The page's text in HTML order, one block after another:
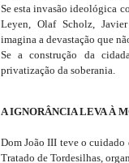
Se esta invasão ideológica
Leyen, Olaf Scholz,
imagina a devastação que
Se a construção da
privatização da soberania.
A IGNORÂNCIA LEVA À
Dom João III teve o cuidado
Tratado de Tordesilhas,